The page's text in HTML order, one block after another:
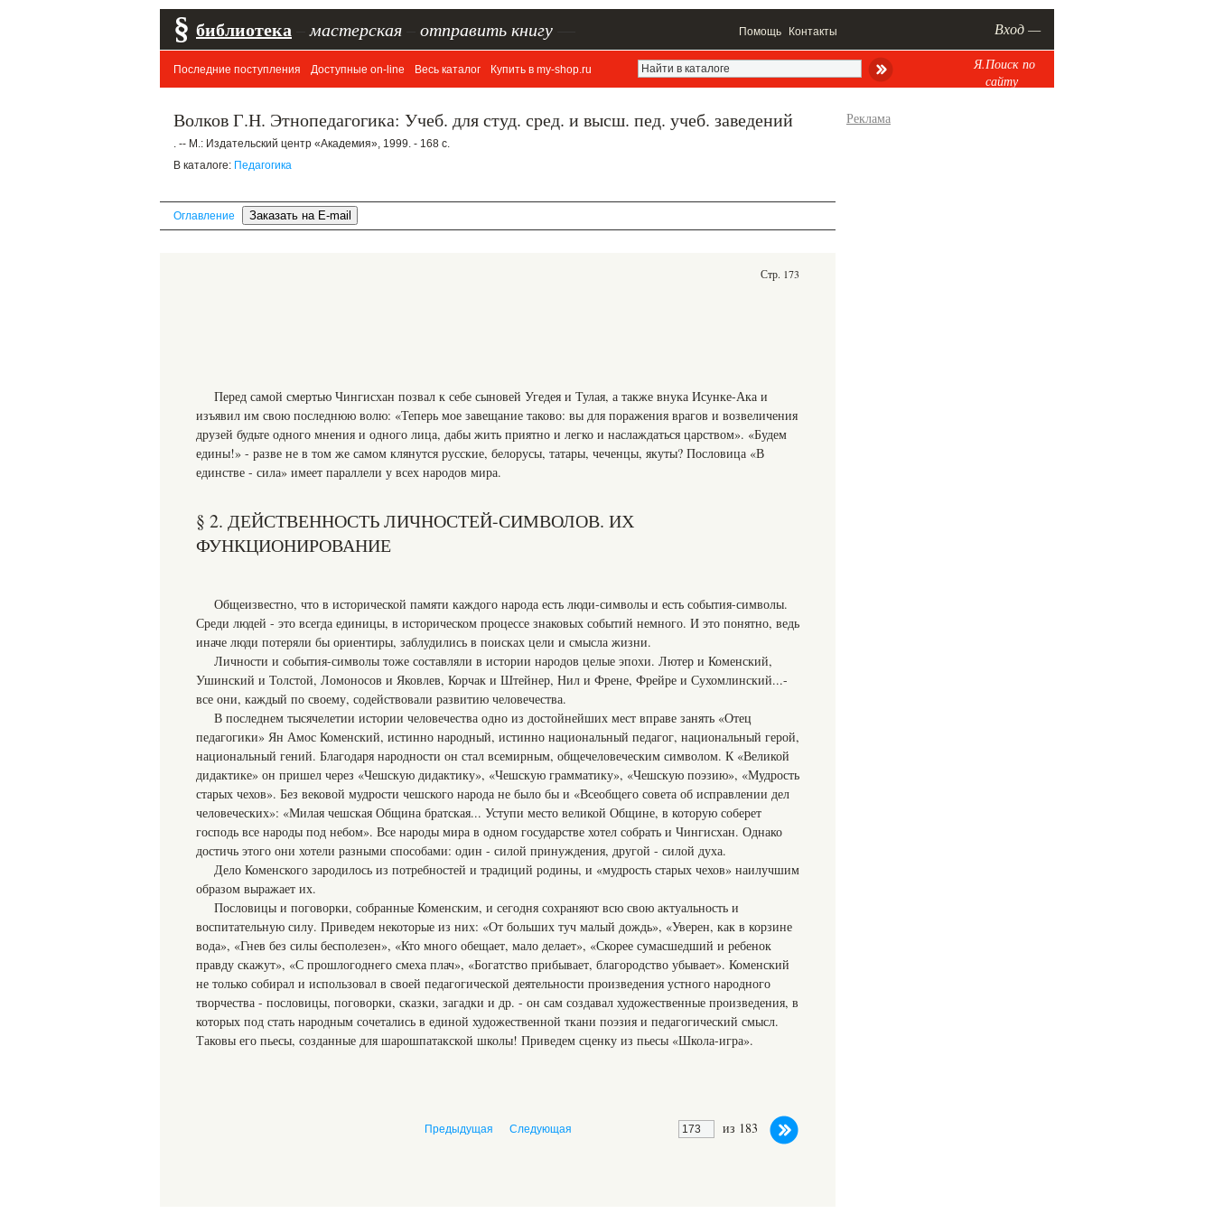
§ библиотека мастерская отправить книгу Помощь Контакты Вход —
Последние поступления Доступные on-line Весь каталог Купить в my-shop.ru
Я.Поиск по
сайту
Волков Г.Н. Этнопедагогика: Учеб. для студ. сред. и высш. пед. учеб. заведений
. -- М.: Издательский центр «Академия», 1999. - 168 с.
В каталоге: Педагогика
Оглавление
Стр. 173
Перед самой смертью Чингисхан позвал к себе сыновей Угедея и Тулая, а также внука Исунке-Ака и
изъявил им свою последнюю волю: «Теперь мое завещание таково: вы для поражения врагов и возвеличения
друзей будьте одного мнения и одного лица, дабы жить приятно и легко и наслаждаться царством». «Будем
едины!» - разве не в том же самом клянутся русские, белорусы, татары, чеченцы, якуты? Пословица «В
единстве - сила» имеет параллели у всех народов мира.
§ 2. ДЕЙСТВЕННОСТЬ ЛИЧНОСТЕЙ-СИМВОЛОВ. ИХ
ФУНКЦИОНИРОВАНИЕ
Общеизвестно, что в исторической памяти каждого народа есть люди-символы и есть события-символы.
Среди людей - это всегда единицы, в историческом процессе знаковых событий немного. И это понятно, ведь
иначе люди потеряли бы ориентиры, заблудились в поисках цели и смысла жизни.
Личности и события-символы тоже составляли в истории народов целые эпохи. Лютер и Коменский,
Ушинский и Толстой, Ломоносов и Яковлев, Корчак и Штейнер, Нил и Френе, Фрейре и Сухомлинский...-
все они, каждый по своему, содействовали развитию человечества.
В последнем тысячелетии истории человечества одно из достойнейших мест вправе занять «Отец
педагогики» Ян Амос Коменский, истинно народный, истинно национальный педагог, национальный герой,
национальный гений. Благодаря народности он стал всемирным, общечеловеческим символом. К «Великой
дидактике» он пришел через «Чешскую дидактику», «Чешскую грамматику», «Чешскую поэзию», «Мудрость
старых чехов». Без вековой мудрости чешского народа не было бы и «Всеобщего совета об исправлении дел
человеческих»: «Милая чешская Община братская... Уступи место великой Общине, в которую соберет
господь все народы под небом». Все народы мира в одном государстве хотел собрать и Чингисхан. Однако
достичь этого они хотели разными способами: один - силой принуждения, другой - силой духа.
Дело Коменского зародилось из потребностей и традиций родины, и «мудрость старых чехов» наилучшим
образом выражает их.
Пословицы и поговорки, собранные Коменским, и сегодня сохраняют всю свою актуальность и
воспитательную силу. Приведем некоторые из них: «От больших туч малый дождь», «Уверен, как в корзине
вода», «Гнев без силы бесполезен», «Кто много обещает, мало делает», «Скорее сумасшедший и ребенок
правду скажут», «С прошлогоднего смеха плач», «Богатство прибывает, благородство убывает». Коменский
не только собирал и использовал в своей педагогической деятельности произведения устного народного
творчества - пословицы, поговорки, сказки, загадки и др. - он сам создавал художественные произведения, в
которых под стать народным сочетались в единой художественной ткани поэзия и педагогический смысл.
Таковы его пьесы, созданные для шарошпатакской школы! Приведем сценку из пьесы «Школа-игра».
из 183
Предыдущая Следующая
Реклама